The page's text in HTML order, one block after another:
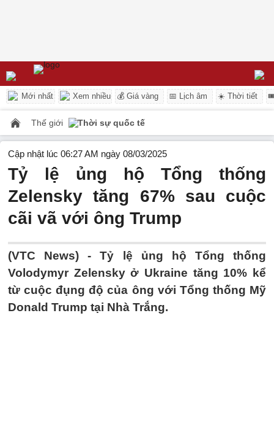
Mới nhất Xem nhiều 💰 Giá vàng 📅 Lịch âm ☀️ Thời tiết
Thế giới Thời sự quốc tế
Cập nhật lúc 06:27 AM ngày 08/03/2025
Tỷ lệ ủng hộ Tổng thống
Zelensky tăng 67% sau cuộc
cãi vã với ông Trump
(VTC News) -Tỷ lệ ủng hộ Tổng thống
Volodymyr Zelensky ở Ukraine tăng 10% kể
từ cuộc đụng độ của ông với Tổng thống Mỹ
Donald Trump tại Nhà Trắng.